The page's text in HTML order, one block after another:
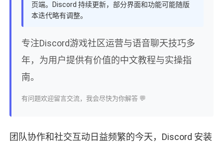
页端。Discord 持续更新，部分界面和功能可能随版
本迭代略有调整。
专注Discord游戏社区运营与语音聊天技巧多
年，为用户提供有价值的中文教程与实操指
南。
有问题欢迎留言交流，我会尽快为你解答 💬
团队协作和社交互动日益频繁的今天，Discord 安装